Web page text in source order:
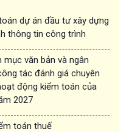
dự án đầu tư xây dựng
thông tin công trình
mục văn bản và ngân
tác đánh giá chuyên
động kiểm toán của
2027
toán thuế